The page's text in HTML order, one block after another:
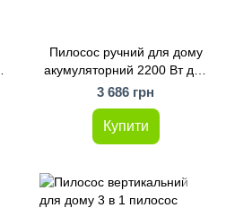
Пилосос ручний для дому
акумуляторний 2200 Вт для
сухого прибирання
вакуумний пилосос Sokany
3 686 грн
Купити